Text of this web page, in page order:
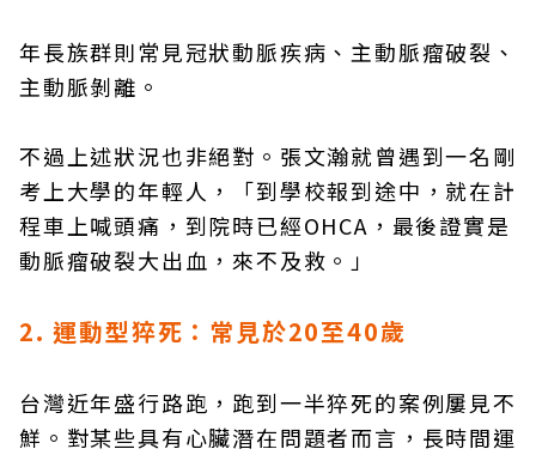
年長族群則常見冠狀動脈疾病、主動脈瘤破裂、
主動脈剝離。
不過上述狀況也非絕對。張文瀚就曾遇到一名剛
考上大學的年輕人，「到學校報到途中，就在計
程車上喊頭痛，到院時已經OHCA，最後證實是
動脈瘤破裂大出血，來不及救。」
2. 運動型猝死：常見於20至40歲
台灣近年盛行路跑，跑到一半猝死的案例屢見不
鮮。對某些具有心臟潛在問題者而言，長時間運